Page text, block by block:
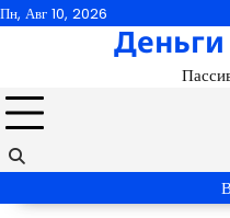
Перейти
Пн, Авг 10, 2026